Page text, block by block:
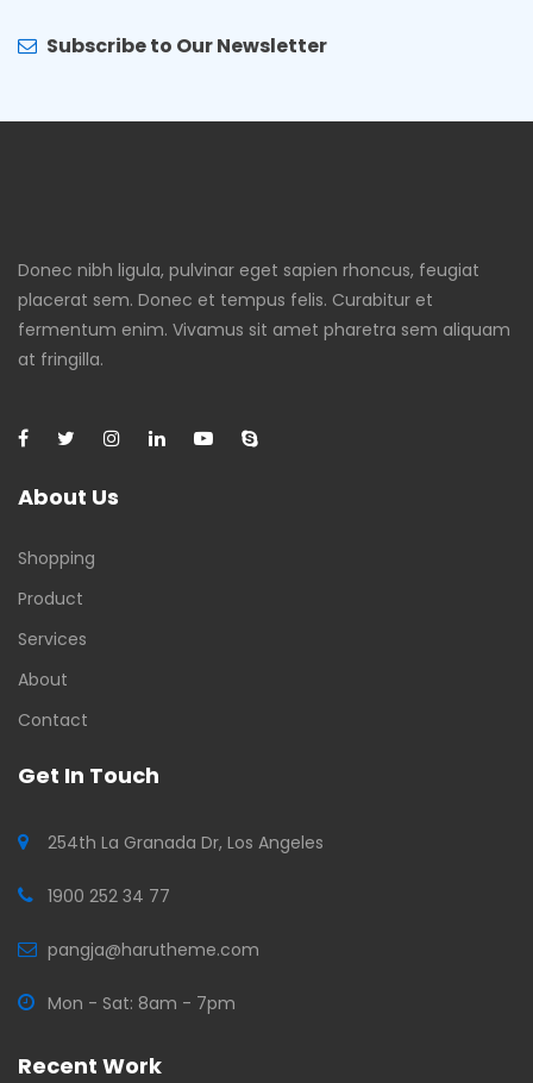
Subscribe to Our Newsletter
Donec nibh ligula, pulvinar eget sapien rhoncus, feugiat
placerat sem. Donec et tempus felis. Curabitur et
fermentum enim. Vivamus sit amet pharetra sem aliquam
at fringilla.
About Us
Shopping
Product
Services
About
Contact
Get In Touch
254th La Granada Dr, Los Angeles
1900 252 34 77
pangja@harutheme.com
Mon - Sat: 8am - 7pm
Recent Work